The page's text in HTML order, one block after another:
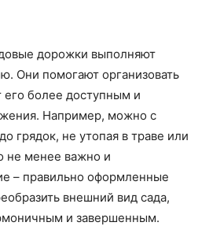
дорожки выполняют
Они помогают организовать
его более доступным и
Например, можно с
грядок, не утопая в траве или
не менее важно и
– правильно оформленные
внешний вид сада,
и завершенным.